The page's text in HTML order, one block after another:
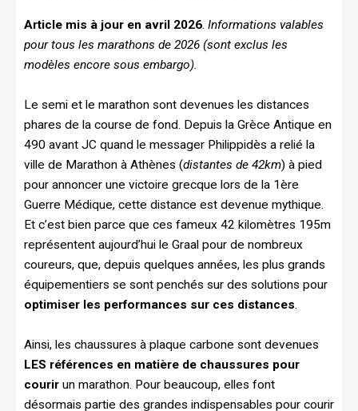
Article mis à jour en avril 2026. Informations valables
pour tous les marathons de 2026 (sont exclus les
modèles encore sous embargo).
Le semi et le marathon sont devenues les distances
phares de la course de fond. Depuis la Grèce Antique en
490 avant JC quand le messager Philippidès a relié la
ville de Marathon à Athènes (distantes de 42km) à pied
pour annoncer une victoire grecque lors de la 1ère
Guerre Médique, cette distance est devenue mythique.
Et c’est bien parce que ces fameux 42 kilomètres 195m
représentent aujourd’hui le Graal pour de nombreux
coureurs, que, depuis quelques années, les plus grands
équipementiers se sont penchés sur des solutions pour
optimiser les performances sur ces distances.
Ainsi, les chaussures à plaque carbone sont devenues
LES références en matière de chaussures pour
courir un marathon. Pour beaucoup, elles font
désormais partie des grandes indispensables pour courir